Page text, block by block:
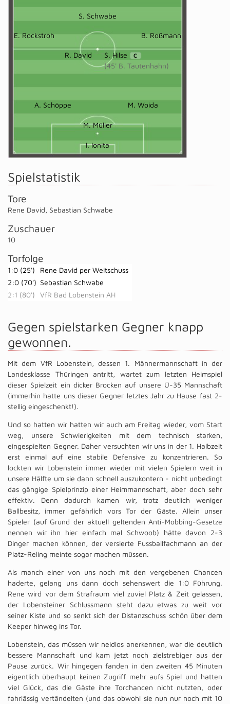
S. Schwabe
E. Rockstroh B. Roßmann
R. David S. Hilse C
(45' B. Tautenhahn)
A. Schöppe M. Woida
M. Müller
I. Ionita
Spielstatistik
Tore
Rene David, Sebastian Schwabe
Zuschauer
10
Torfolge
1:0 (25')
Rene David per Weitschuss
2:0 (70') Sebastian Schwabe
2:1 (80')
VfR Bad Lobenstein AH
Gegen spielstarken Gegner knapp
gewonnen.
Mit dem VfR Lobenstein, dessen 1. Männermannschaft in der
Landesklasse Thüringen antritt, wartet zum letzten Heimspiel
dieser Spielzeit ein dicker Brocken auf unsere Ü-35 Mannschaft
(immerhin hatte uns dieser Gegner letztes Jahr zu Hause fast 2-
stellig eingeschenkt!).
Und so hatten wir hatten wir auch am Freitag wieder, vom Start
weg, unsere Schwierigkeiten mit dem technisch starken,
eingespielten Gegner. Daher versuchten wir uns in der 1. Halbzeit
erst einmal auf eine stabile Defensive zu konzentrieren. So
lockten wir Lobenstein immer wieder mit vielen Spielern weit in
unsere Hälfte um sie dann schnell auszukontern - nicht unbedingt
das gängige Spielprinzip einer Heimmannschaft, aber doch sehr
effektiv. Denn dadurch kamen wir, trotz deutlich weniger
Ballbesitz, immer gefährlich vors Tor der Gäste. Allein unser
Spieler (auf Grund der aktuell geltenden Anti-Mobbing-Gesetze
nennen wir ihn hier einfach mal Schwoob) hätte davon 2-3
Dinger machen können, der versierte Fussballfachmann an der
Platz-Reling meinte sogar machen müssen.
Als manch einer von uns noch mit den vergebenen Chancen
haderte, gelang uns dann doch sehenswert die 1:0 Führung.
Rene wird vor dem Strafraum viel zuviel Platz & Zeit gelassen,
der Lobensteiner Schlussmann steht dazu etwas zu weit vor
seiner Kiste und so senkt sich der Distanzschuss schön über dem
Keeper hinweg ins Tor.
Lobenstein, das müssen wir neidlos anerkennen, war die deutlich
bessere Mannschaft und kam jetzt noch zielstrebiger aus der
Pause zurück. Wir hingegen fanden in den zweiten 45 Minuten
eigentlich überhaupt keinen Zugriff mehr aufs Spiel und hatten
viel Glück, das die Gäste ihre Torchancen nicht nutzten, oder
fahrlässig vertändelten (und das obwohl sie nun nur noch mit 10